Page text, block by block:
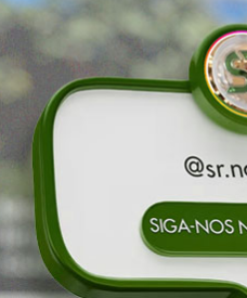
em Rio
Aciap
2021
Sérgio
para
Sérgio